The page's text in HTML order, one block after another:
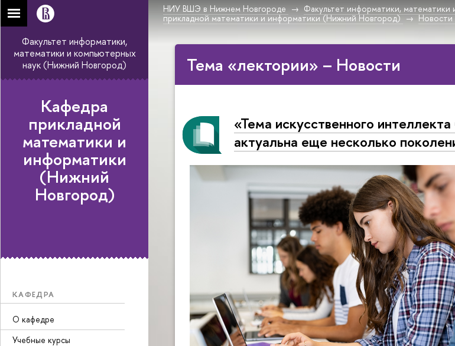
НИУ ВШЭ в Нижнем Новгороде Факультет информатики,
прикладной математики и информатики (Нижний Новгород)
Новости
Факультет информатики,
математики и компьютерных
наук (Нижний Новгород)
Кафедра
прикладной
математики и
информатики
(Нижний
Новгород)
КАФЕДРА
О кафедре
Учебные курсы
Тема «лектории» – Новости
«Тема искусственного
актуальна еще несколько